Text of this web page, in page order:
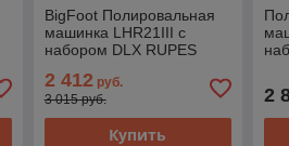
BigFoot Полировальная
машинка LHR21III с
набором DLX RUPES
2 412руб.
3 015 руб.
Купить
2